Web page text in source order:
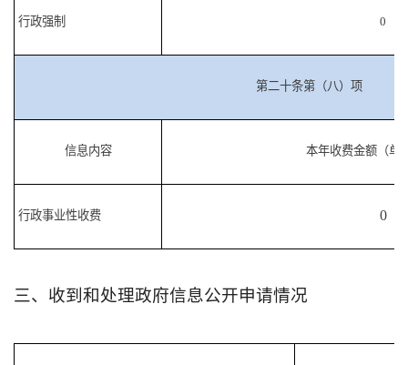
行政强制 0
第二十条第（八）项
信息内容 本年收费金额（单
行政事业性收费 0
三、收到和处理政府信息公开申请情况